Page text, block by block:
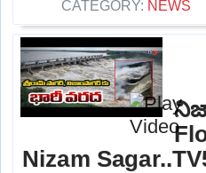
CATEGORY: NEWS
Nizam